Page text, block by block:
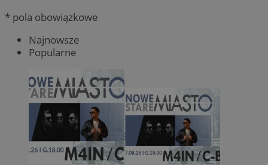
* pola obowiązkowe
Najnowsze
Popularne